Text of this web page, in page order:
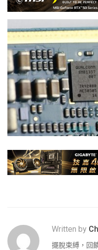
Written by
擺脫束縛，回